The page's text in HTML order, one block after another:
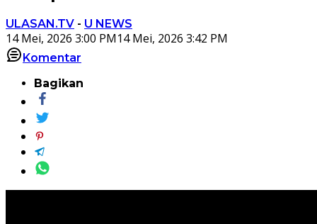
ULASAN.TV - U NEWS
14 Mei, 2026 3:00 PM14 Mei, 2026 3:42 PM
Komentar
Bagikan